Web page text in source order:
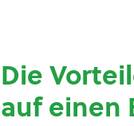
Die
auf einen